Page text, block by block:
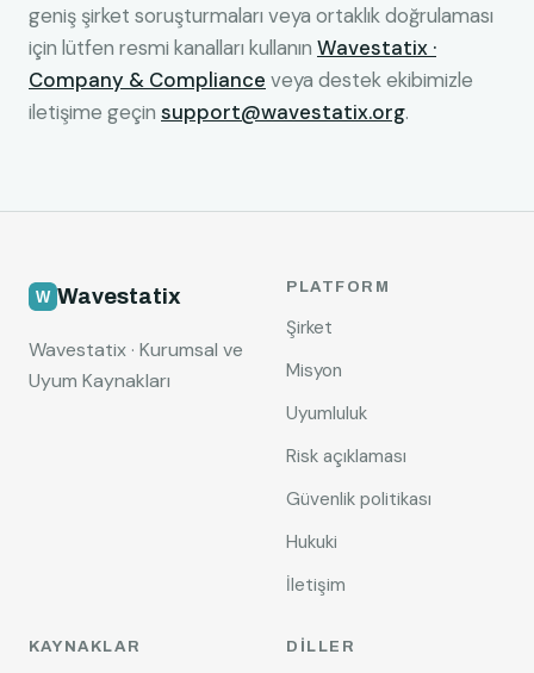
geniş şirket soruşturmaları veya ortaklık doğrulaması
için lütfen resmi kanalları kullanın Wavestatix ·
Company & Compliance veya destek ekibimizle
iletişime geçin support@wavestatix.org.
Wavestatix
Wavestatix · Kurumsal ve
Uyum Kaynakları
PLATFORM
Şirket
Misyon
Uyumluluk
Risk açıklaması
Güvenlik politikası
Hukuki
İletişim
KAYNAKLAR DILLER